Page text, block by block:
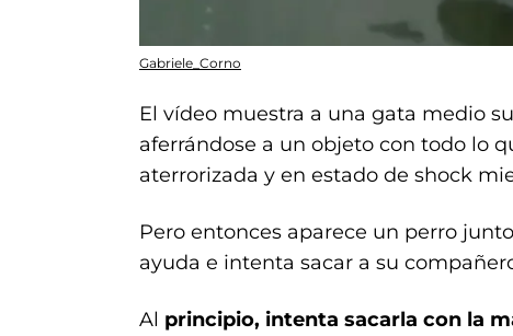
Gabriele_Corno
El vídeo muestra a una gata medio
aferrándose a un objeto con todo lo
aterrorizada y en estado de shock
Pero entonces aparece un perro
ayuda e intenta sacar a su
Al principio, intenta sacarla con la